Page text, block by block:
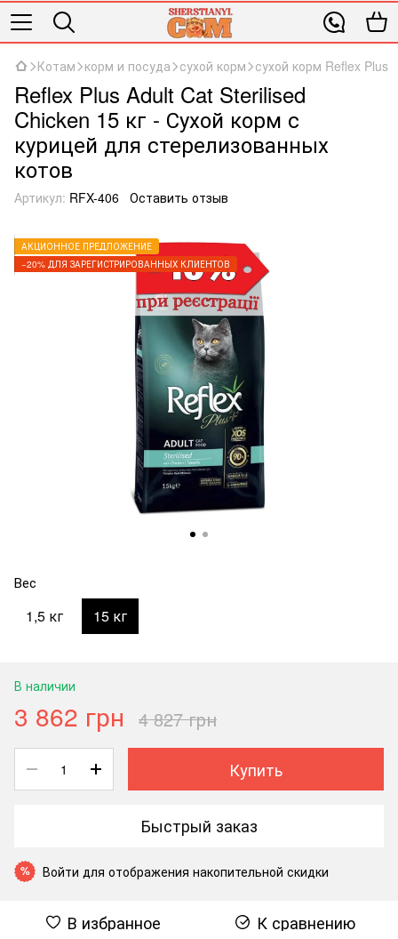
Котам корм и посуда сухой корм сухой корм Reflex Plus
Reflex Plus Adult Cat Sterilised
Chicken 15 кг - Сухой корм с
курицей для стерелизованных
котов
Артикул: RFX-406 Оставить отзыв
АКЦИОННОЕ ПРЕДЛОЖЕНИЕ
−20% ДЛЯ ЗАРЕГИСТРИРОВАННЫХ КЛИЕНТОВ
Вес
1,5 кг 15 кг
В наличии
3 862 грн 4 827 грн
Купить
Быстрый заказ
% Войти для отображения накопительной скидки
В избранное К сравнению